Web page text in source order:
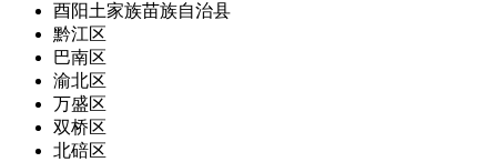
酉阳土家族苗族自治县
黔江区
巴南区
渝北区
万盛区
双桥区
北碚区